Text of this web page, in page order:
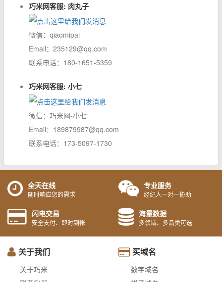
巧米网客服: 肉丸子
微信：qiaomipai
Email：235129@qq.com
联系电话：180-1651-5359
巧米网客服: 小七
微信：巧米网-小七
Email：189879987@qq.com
联系电话：173-5097-1730
全天在线
随时响应您的需求
专业服务
经纪人一对一协助
闪电交易
安全支付、即时到帐
海量数据
多领域、多品类可选
关于我们
关于巧米
买域名
数字域名